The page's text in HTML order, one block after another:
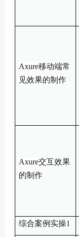
Axure移动端常
见效果的制作
Axure交互效果
的制作
综合案例 实操1